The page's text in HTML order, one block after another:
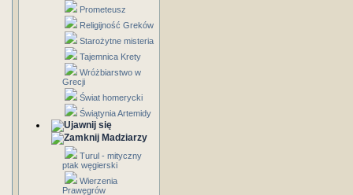
Prometeusz
Religijność Greków
Starożytne misteria
Tajemnica Krety
Wróżbiarstwo w
Grecji
Świat homerycki
Świątynia Artemidy
Madziarzy
Turul - mityczny
ptak węgierski
Wierzenia
Prawęgrów